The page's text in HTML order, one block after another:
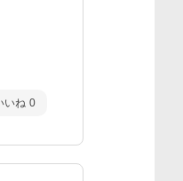
いね 0